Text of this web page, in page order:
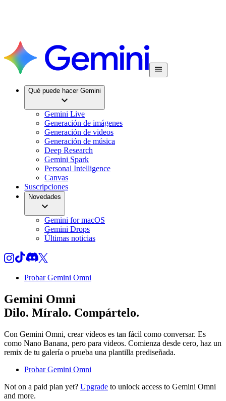
Qué puede hacer Gemini
Gemini Live
Generación de imágenes
Generación de videos
Generación de música
Deep Research
Gemini Spark
Personal Intelligence
Canvas
Suscripciones
Novedades
Gemini for macOS
Gemini Drops
Últimas noticias
Probar Gemini Omni
Gemini Omni
Dilo. Míralo. Compártelo.
Con Gemini Omni, crear videos es tan fácil como conversar. Es
como Nano Banana, pero para videos. Comienza desde cero, haz un
remix de tu galería o prueba una plantilla prediseñada.
Probar Gemini Omni
Not on a paid plan yet? Upgrade to unlock access to Gemini Omni
and more.